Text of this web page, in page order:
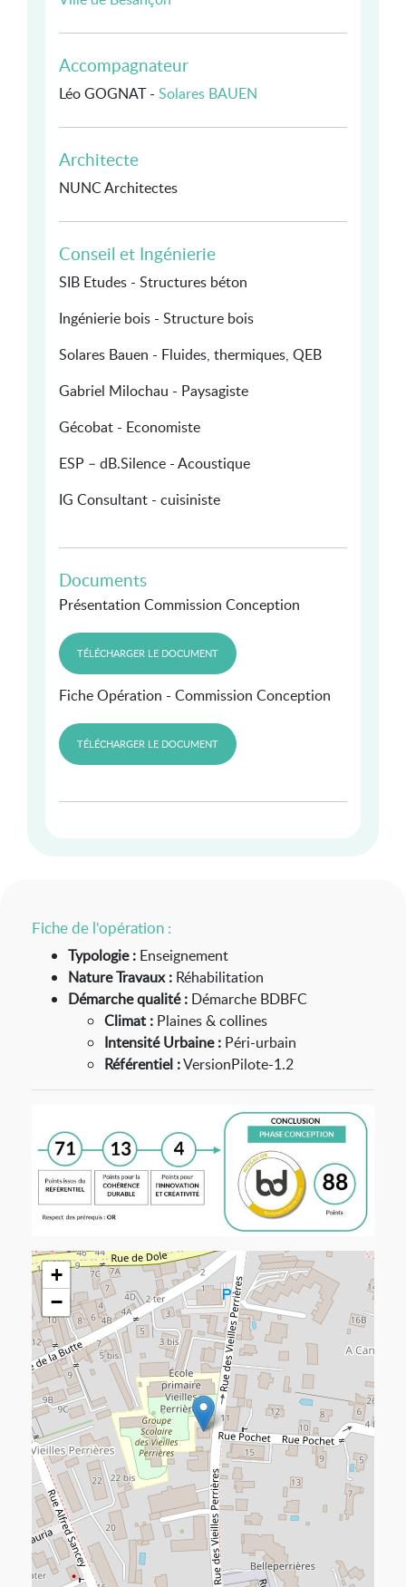
Accompagnateur
Léo GOGNAT - Solares BAUEN
Architecte
NUNC Architectes
Conseil et Ingénierie
SIB Etudes - Structures béton
Ingénierie bois - Structure bois
Solares Bauen - Fluides, thermiques, QEB
Gabriel Milochau - Paysagiste
Gécobat - Economiste
ESP – dB.Silence - Acoustique
IG Consultant - cuisiniste
Documents
Présentation Commission Conception
TÉLÉCHARGER LE DOCUMENT
Fiche Opération - Commission Conception
TÉLÉCHARGER LE DOCUMENT
Fiche de l'opération :
Typologie : Enseignement
Nature Travaux : Réhabilitation
Démarche qualité : Démarche BDBFC
Climat : Plaines & collines
Intensité Urbaine : Péri-urbain
Référentiel :VersionPilote-1.2
+
−